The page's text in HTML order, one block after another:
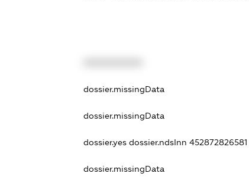
dossier.missingData
dossier.missingData
dossier.yes dossier.ndsInn 452872826581
dossier.missingData